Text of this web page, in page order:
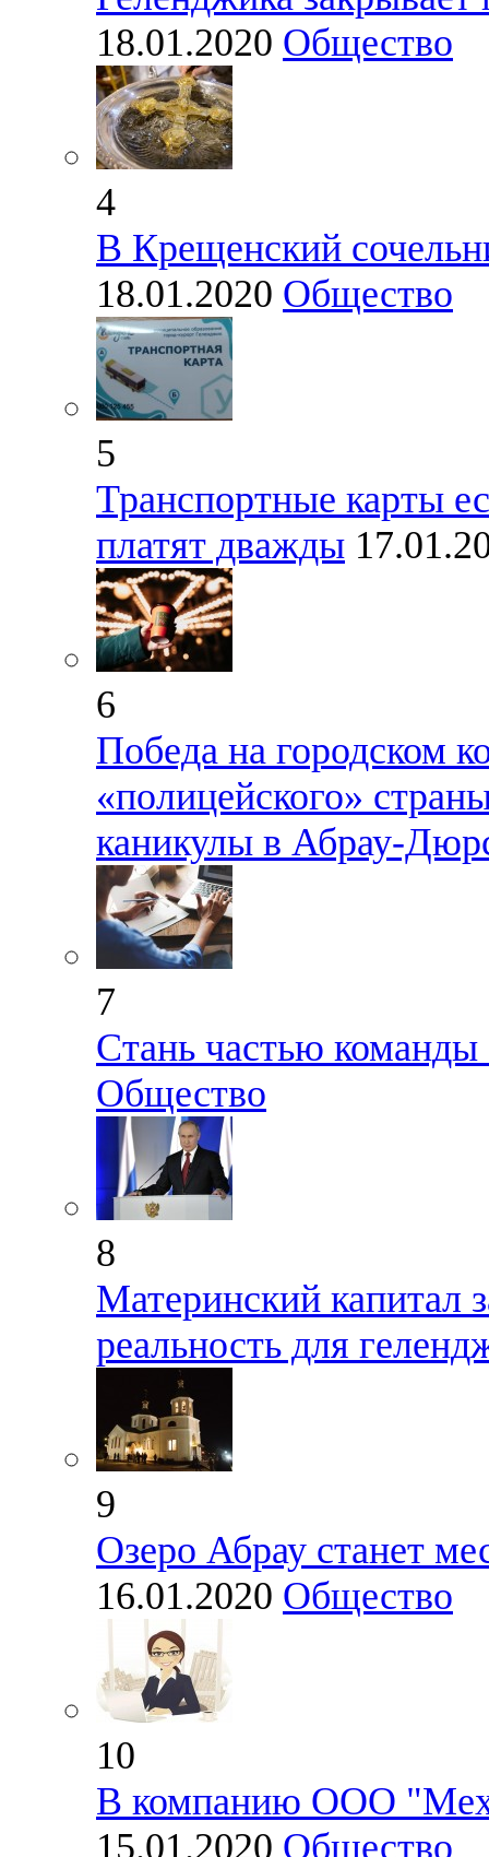
18.01.2020 Общество
4
В Крещенский
18.01.2020 Общество
5
Транспортные карты
платят дважды
6
Победа на городском
«полицейского»
каникулы в Абрау-
7
Стань частью
Общество
8
Материнский капитал
реальность для
9
Озеро Абрау станет
16.01.2020 Общество
10
В компанию ООО
15.01.2020 Общество